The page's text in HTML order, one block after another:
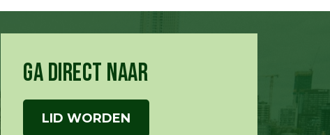
GA DIRECT NAAR
LID WORDEN